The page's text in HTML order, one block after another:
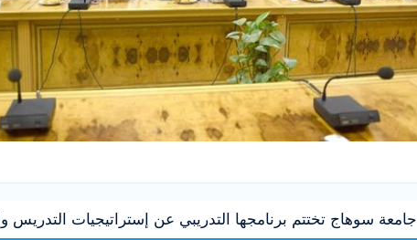
Previous
post:
جامعة سوهاج تختتم برنامجها التدريبي عن إستراتيجيات التدريس